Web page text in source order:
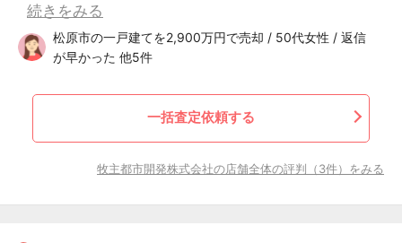
続きをみる
松原市の一戸建てを2,900万円で売却 / 50代女性 / 返信
が早かった 他5件
一括査定依頼する
牧主都市開発株式会社の店舗全体の評判（3件）をみる